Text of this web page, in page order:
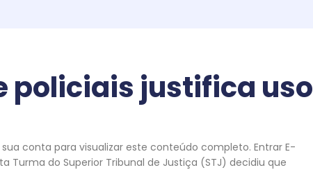
policiais justifica uso
conta para visualizar este conteúdo completo. Entrar E-
Turma do Superior Tribunal de Justiça (STJ) decidiu que